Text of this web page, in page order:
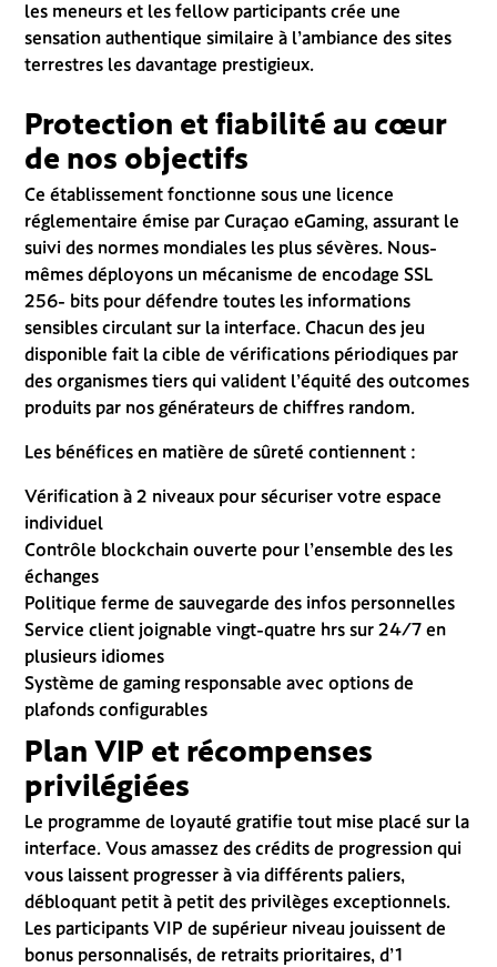
les meneurs et les fellow participants crée une
sensation authentique similaire à l’ambiance des sites
terrestres les davantage prestigieux.
Protection et fiabilité au cœur
de nos objectifs
Ce établissement fonctionne sous une licence
réglementaire émise par Curaçao eGaming, assurant le
suivi des normes mondiales les plus sévères. Nous-
mêmes déployons un mécanisme de encodage SSL
256- bits pour défendre toutes les informations
sensibles circulant sur la interface. Chacun des jeu
disponible fait la cible de vérifications périodiques par
des organismes tiers qui valident l’équité des outcomes
produits par nos générateurs de chiffres random.
Les bénéfices en matière de sûreté contiennent :
Vérification à 2 niveaux pour sécuriser votre espace
individuel
Contrôle blockchain ouverte pour l’ensemble des les
échanges
Politique ferme de sauvegarde des infos personnelles
Service client joignable vingt-quatre hrs sur 24/7 en
plusieurs idiomes
Système de gaming responsable avec options de
plafonds configurables
Plan VIP et récompenses
privilégiées
Le programme de loyauté gratifie tout mise placé sur la
interface. Vous amassez des crédits de progression qui
vous laissent progresser à via différents paliers,
débloquant petit à petit des privilèges exceptionnels.
Les participants VIP de supérieur niveau jouissent de
bonus personnalisés, de retraits prioritaires, d’1